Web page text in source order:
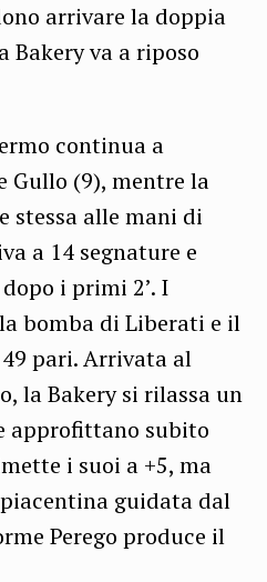
arrivare la doppia
Bakery va a riposo
continua a
Gullo (9), mentre la
stessa alle mani di
a 14 segnature e
i primi 2’. I
bomba di Liberati e il
pari. Arrivata al
la Bakery si rilassa un
approfittano subito
i suoi a +5, ma
guidata dal
Perego produce il